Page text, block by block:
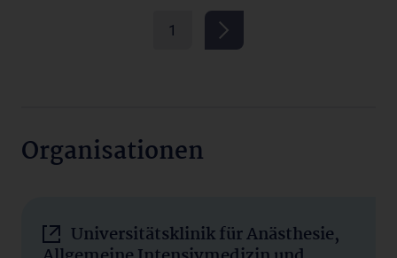
1
Organisationen
Universitätsklinik für Anästhesie,